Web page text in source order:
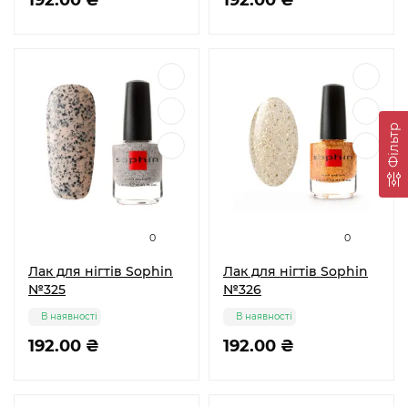
Фільтр
0
Лак для нігтів Sophin
№325
192.00 ₴
В наявності
0
Лак для нігтів Sophin
№326
192.00 ₴
В наявності